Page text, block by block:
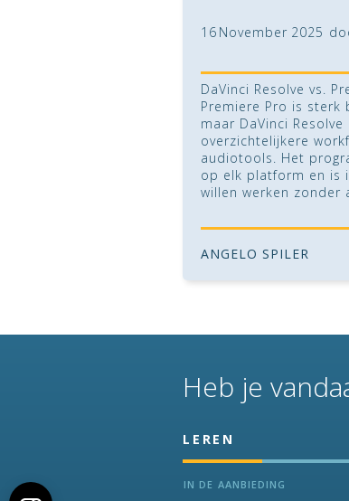
16 November 2025
DaVinci Resolve vs.
Premiere Pro is sterk
maar DaVinci
overzichtelijkere
audiotools. Het
op elk platform en is
willen werken zonder
ANGELO SPILER
Heb je
LEREN
IN DE AANBIEDING